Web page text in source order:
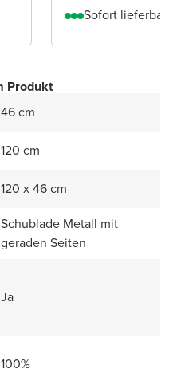
Sofort lieferbar
Produkt
46 cm
120 cm
120 x 46 cm
Schublade Metall mit
geraden Seiten
Ja
100%